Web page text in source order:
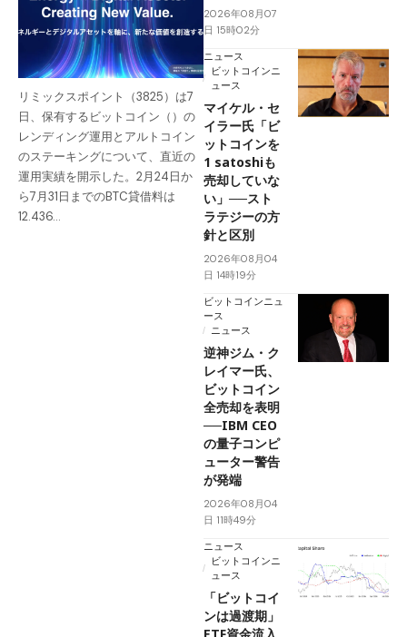
リミックスポイント（3825）は7
日、保有するビットコイン（）の
レンディング運用とアルトコイン
のステーキングについて、直近の
運用実績を開示した。2月24日か
ら7月31日までのBTC貸借料は
12.436…
2026年08月07
日 15時02分
ニュース
ビットコインニ
ュース
マイケル・セ
イラー氏「ビ
ットコインを
1 satoshiも
売却していな
い」──スト
ラテジーの方
針と区別
2026年08月04
日 14時19分
ビットコインニュ
ース
ニュース
逆神ジム・ク
レイマー氏、
ビットコイン
全売却を表明
──IBM CEO
の量子コンピ
ューター警告
が発端
2026年08月04
日 11時49分
ニュース
ビットコインニ
ュース
「ビットコイ
ンは過渡期」